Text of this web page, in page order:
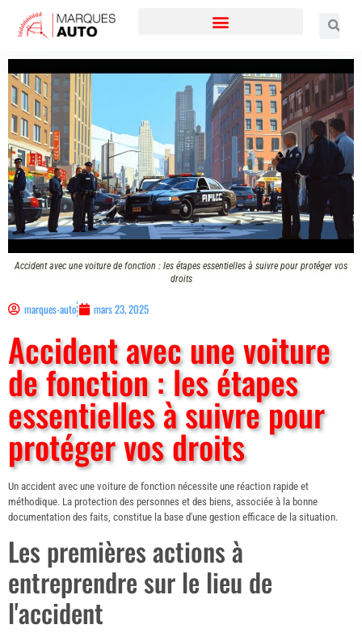
Accident avec une voiture de fonction : les étapes essentielles à suivre pour protéger vos
droits
marques-auto mars 23, 2025
Accident avec une voiture
de fonction : les étapes
essentielles à suivre pour
protéger vos droits
Un accident avec une voiture de fonction nécessite une réaction rapide et
méthodique. La protection des personnes et des biens, associée à la bonne
documentation des faits, constitue la base d'une gestion efficace de la situation.
Les premières actions à
entreprendre sur le lieu de
l'accident